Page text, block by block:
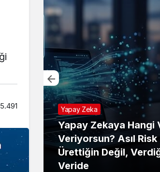
5.491 Yapay Zeka
Yapay Zekaya Hangi
Veriyorsun? Asıl Risk
Ürettiğin Değil,
Veride